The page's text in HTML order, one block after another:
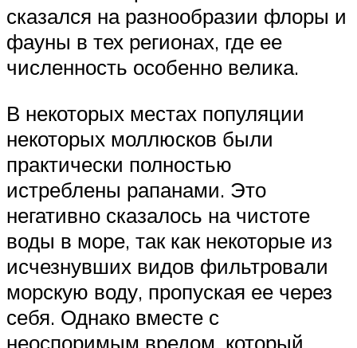
сказался на разнообразии флоры и
фауны в тех регионах, где ее
численность особенно велика.
В некоторых местах популяции
некоторых моллюсков были
практически полностью
истреблены рапанами. Это
негативно сказалось на чистоте
воды в море, так как некоторые из
исчезнувших видов фильтровали
морскую воду, пропуская ее через
себя. Однако вместе с
неоспоримым вредом, который